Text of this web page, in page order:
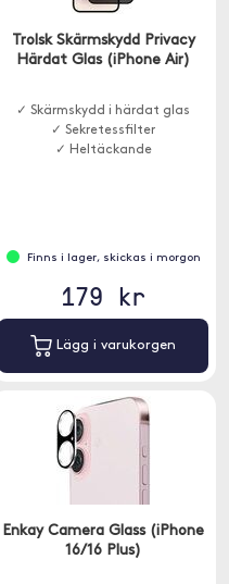
Trolsk Skärmskydd Privacy
Härdat Glas (iPhone Air)
✓ Skärmskydd i härdat glas
✓ Sekretessfilter
✓ Heltäckande
Finns i lager, skickas i morgon
179 kr
Lägg i varukorgen
Enkay Camera Glass (iPhone
16/16 Plus)